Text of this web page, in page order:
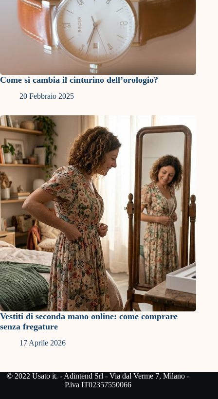
Come si cambia il cinturino dell’orologio?
20 Febbraio 2025
Vestiti di seconda mano online: come comprare
senza fregature
17 Aprile 2026
© 2022 Usato it. - Adintend Srl - Via dal Verme 7, Milano -
P.iva IT02357550066